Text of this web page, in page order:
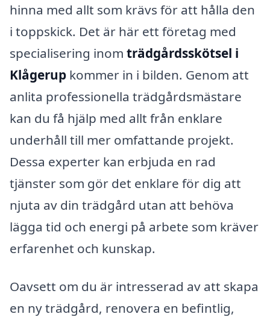
hinna med allt som krävs för att hålla den
i toppskick. Det är här ett företag med
specialisering inom trädgårdsskötsel i
Klågerup kommer in i bilden. Genom att
anlita professionella trädgårdsmästare
kan du få hjälp med allt från enklare
underhåll till mer omfattande projekt.
Dessa experter kan erbjuda en rad
tjänster som gör det enklare för dig att
njuta av din trädgård utan att behöva
lägga tid och energi på arbete som kräver
erfarenhet och kunskap.
Oavsett om du är intresserad av att skapa
en ny trädgård, renovera en befintlig,